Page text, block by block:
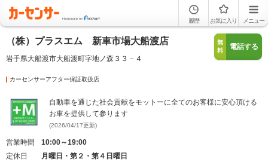
履歴 お気に入り メニュー
（株）プラスエム 新車市場大船渡店
岩手県大船渡市大船渡町字地ノ森３３－４
無
料
電話する
カーセンサーアフター保証取扱店
自動車を通じた社会貢献をモットーに全てのお客様に安心頂ける
お車を提供して参ります
(2026/04/17更新)
営業時間
10:00～19:00
定休日
月曜日・第２・第４日曜日